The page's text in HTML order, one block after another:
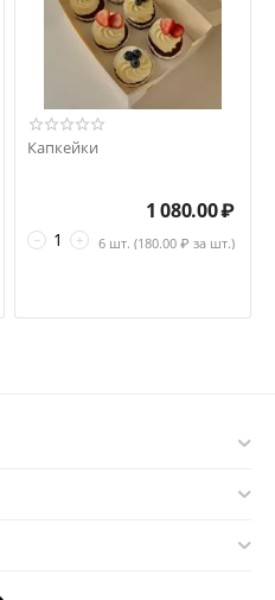
Капкейки
+
−
1 080.00₽
6 шт. (180.00 ₽ за шт.)